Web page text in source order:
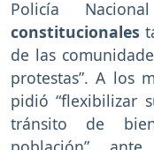
Policía
constitucionales
de las
protestas”. A los
pidió “flexibilizar
tránsito de